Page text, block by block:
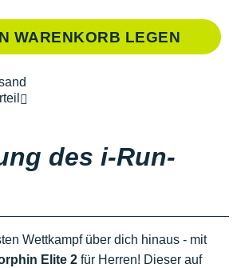
WARENKORB LEGEN
des i-Run-
Wettkampf über dich hinaus - mit
Elite 2 für Herren! Dieser auf